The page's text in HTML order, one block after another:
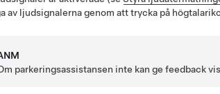
av ljudsignalerna genom att trycka på
parkeringsassistansen inte kan ge feedback